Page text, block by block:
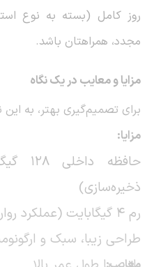
روز کامل (بسته به نوع
مجدد، همراهتان باشد.
مزایا و معایب در یک نگاه
برای تصمیم‌گیری بهتر، به
مزایا:
ذخیره‌سازی)
رم 4 گیگابایت (عملکرد روان‌تر نسبت به رقبای هم‌رده)
طراحی زیبا، سبک و